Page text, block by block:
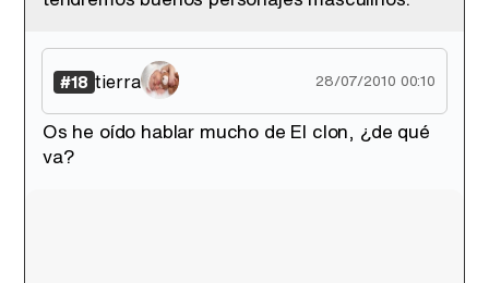
#18 tierra 28/07/2010 00:10
Os he oído hablar mucho de El clon, ¿de qué
va?